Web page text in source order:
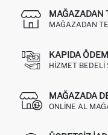
MAĞAZADAN
MAĞAZADAN
KAPIDA
HIZMET BEDELI
MAĞAZADA
ONLINE AL